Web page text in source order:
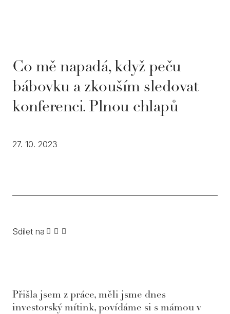
Co mě napadá, když peču
bábovku a zkouším sledovat
konferenci. Plnou chlapů
27. 10. 2023
Sdílet na
Přišla jsem z práce, měli jsme dnes
investorský mítink, povídáme si s mámou v